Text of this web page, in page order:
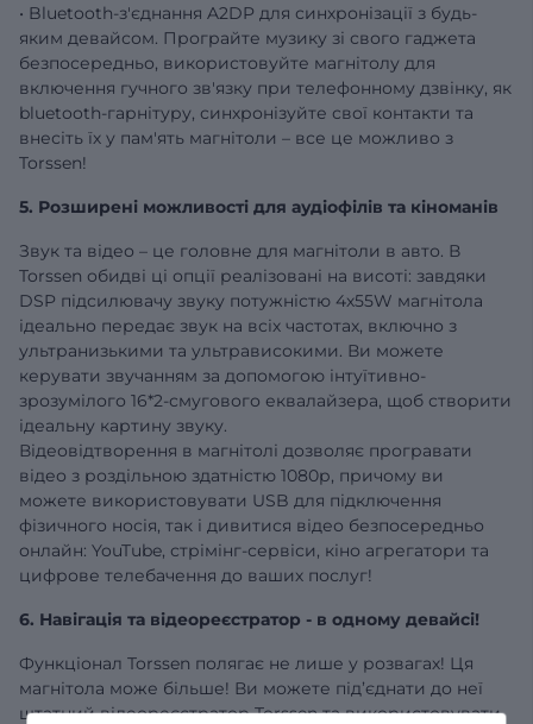
• Bluetooth-з'єднання A2DP для синхронізації з будь-
яким девайсом. Програйте музику зі свого гаджета
безпосередньо, використовуйте магнітолу для
включення гучного зв'язку при телефонному дзвінку, як
bluetooth-гарнітуру, синхронізуйте свої контакти та
внесіть їх у пам'ять магнітоли – все це можливо з
Torssen!
5. Розширені можливості для аудіофілів та кіноманів
Звук та відео – це головне для магнітоли в авто. В
Torssen обидві ці опції реалізовані на висоті: завдяки
DSP підсилювачу звуку потужністю 4х55W магнітола
ідеально передає звук на всіх частотах, включно з
ультранизькими та ультрависокими. Ви можете
керувати звучанням за допомогою інтуїтивно-
зрозумілого 16*2-смугового еквалайзера, щоб створити
ідеальну картину звуку.
Відеовідтворення в магнітолі дозволяє програвати
відео з роздільною здатністю 1080р, причому ви
можете використовувати USB для підключення
фізичного носія, так і дивитися відео безпосередньо
онлайн: YouTube, стрімінг-сервіси, кіно агрегатори та
цифрове телебачення до ваших послуг!
6. Навігація та відеореєстратор - в одному девайсі!
Функціонал Torssen полягає не лише у розвагах! Ця
магнітола може більше! Ви можете під’єднати до неї
штатний відеореєстратор Torssen та використовувати